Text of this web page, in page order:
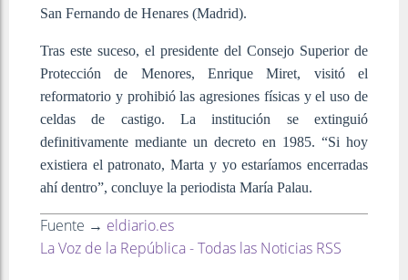
San Fernando de Henares (Madrid).
Tras este suceso, el presidente del Consejo Superior de
Protección de Menores, Enrique Miret, visitó el
reformatorio y prohibió las agresiones físicas y el uso de
celdas de castigo. La institución se extinguió
definitivamente mediante un decreto en 1985. “Si hoy
existiera el patronato, Marta y yo estaríamos encerradas
ahí dentro”, concluye la periodista María Palau.
Fuente → eldiario.es
La Voz de la República - Todas las Noticias RSS